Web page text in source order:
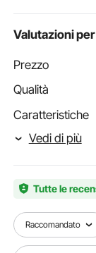
Valutazioni
Prezzo
Qualità
Caratteristiche
Vedi di più
Tutte le
Raccomandato